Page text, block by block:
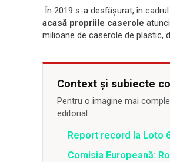
În 2019 s-a desfășurat, în
acasă propriile caserole
milioane de caserole de plastic,
Context și subiecte
Pentru o imagine mai
editorial.
Report record la Loto
Comisia Europeană: